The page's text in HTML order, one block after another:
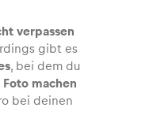
verpassen
gibt es
, bei dem du
machen
bei deinen